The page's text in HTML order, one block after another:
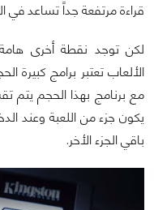
قراءة مرتفعة جداً تساعد في
الألعاب تعتبر برامج كبيرة
مع برنامج بهذا الحجم يتم
يكون جزء من اللعبة وعند
باقي الجزء الأخر.